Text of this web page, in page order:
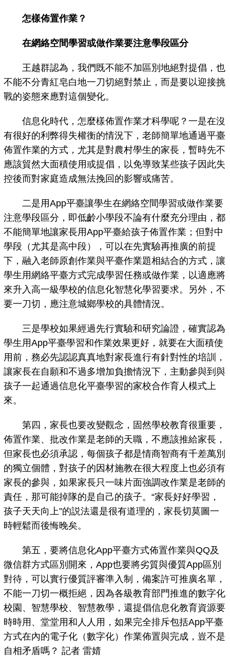
怎樣佈置作業？
在網絡空間學習或做作業要注意學段區分
王越群認為，我們既不能不加區別地絕對提倡，也
不能不分青紅皂白地一刀切絕對禁止，而是要以迎接挑
戰的姿態來應對這個變化。
信息化時代，怎麼樣佈置作業才科學呢？一是在沒
有很好的利弊得失權衡的情況下，老師簡單地通過平臺
佈置作業的方式，尤其是對農村學生的家長，暫時先不
應該貿然大面積使用或提倡，以免導致某些孩子因此失
控後而對家庭造成無法挽回的影響或痛苦。
二是用App平臺讓學生在網絡空間學習或做作業要
注意學段區分，即低齡小學段不論有什麼充分理由，都
不能簡單地讓家長用App平臺給孩子佈置作業；但對中
學段（尤其是高中段），可以在先實驗再推廣的前提
下，融入老師原創作業與平臺作業題相結合的方式，讓
學生用網絡平臺方式完成學習任務或做作業，以適應將
來升入高一級學校的信息化智慧化學習要求。另外，不
要一刀切，應注意城鄉學校的具體情況。
三是學校如果經過先行實驗和研究論證，確實認為
學生用App平臺學習和作業效果更好，就要在大面積使
用前，務必先認認真真地對家長進行有針對性的培訓，
讓家長在自願和不過多增加負擔情況下，主動參與到與
孩子一起通過信息化平臺學習的家校合作育人模式上
來。
第四，家長也要改變觀念，固然學校教育很重要，
佈置作業、批改作業是老師的天職，不應該推給家長，
但家長也必須承認，每個孩子都是情商智商有千差萬別
的獨立個體，對孩子的因材施教在很大程度上也必須有
家長的參與，如果家長只一味片面強調改作業是老師的
責任，那可能掉隊的是自己的孩子。“家長好好學習，
孩子天天向上”的説法還是很有道理的，家長切莫圖一
時輕鬆而後悔晚矣。
第五，要將信息化App平臺方式佈置作業與QQ及
微信群方式區別開來，App也要將劣質與優質App區別
對待，可以實行優質評審準入制，備案許可推廣名單，
不能一刀切一概拒絕，因為各級教育部門推進的數字化
校園、智慧學校、智慧教學，還提倡信息化教育資源要
時時用、堂堂用和人人用，如果完全排斥包括App平臺
方式在內的電子化（數字化）作業佈置與完成，豈不是
自相矛盾嗎？ 記者 雷婧